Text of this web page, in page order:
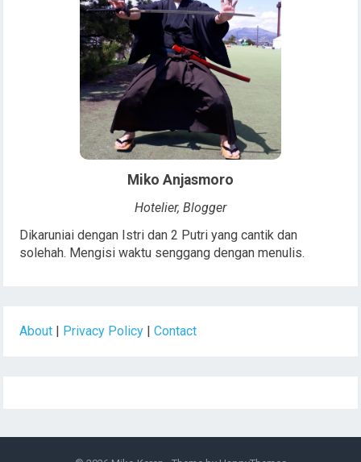
Miko Anjasmoro
Hotelier, Blogger
Dikaruniai dengan Istri dan 2 Putri yang cantik dan
solehah. Mengisi waktu senggang dengan menulis.
About Privacy Policy |Contact